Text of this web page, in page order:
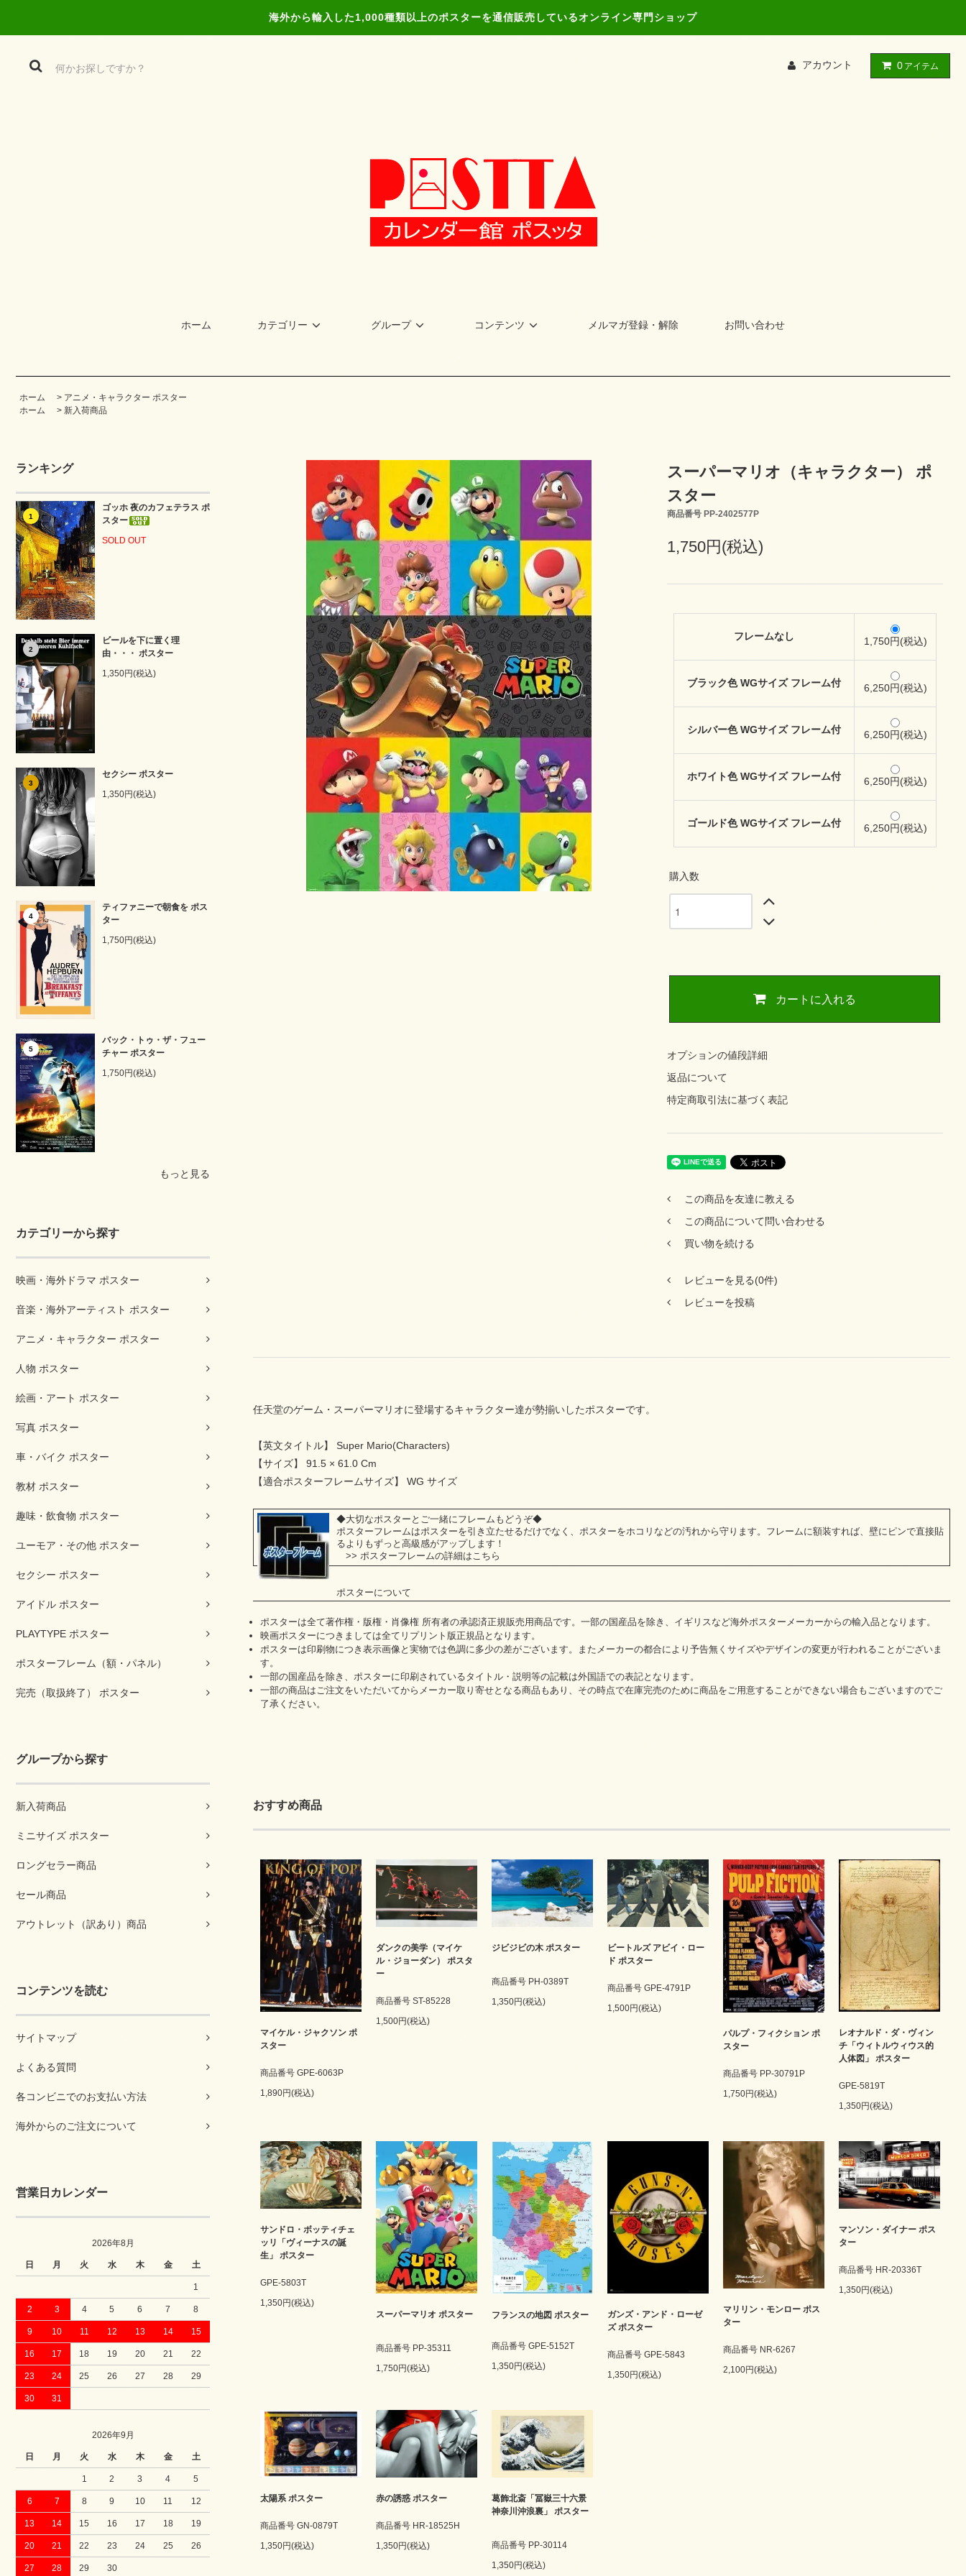
海外から輸入した1,000種類以上のポスターを通信販売しているオンライン専門ショップ
アカウント 0 アイテム
ホーム カテゴリー グループ コンテンツ メルマガ登録・解除 お問い合わせ
ホーム > アニメ・キャラクター ポスター
ホーム
> 新入荷商品
ランキング
1
ゴッホ 夜のカフェテラス ポ
スター
SOLD OUT
2
ビールを下に置く理
由・・・ ポスター
1,350円(税込)
3
セクシー ポスター
1,350円(税込)
4
ティファニーで朝食を ポス
ター
1,750円(税込)
5
バック・トゥ・ザ・フュー
チャー ポスター
1,750円(税込)
もっと見る
カテゴリーから探す
映画・海外ドラマ ポスター
音楽・海外アーティスト ポスター
アニメ・キャラクター ポスター
人物 ポスター
絵画・アート ポスター
写真 ポスター
車・バイク ポスター
教材 ポスター
趣味・飲食物 ポスター
ユーモア・その他 ポスター
セクシー ポスター
アイドル ポスター
PLAYTYPE ポスター
ポスターフレーム（額・パネル）
完売（取扱終了） ポスター
グループから探す
新入荷商品
ミニサイズ ポスター
ロングセラー商品
セール商品
アウトレット（訳あり）商品
コンテンツを読む
サイトマップ
よくある質問
各コンビニでのお支払い方法
海外からのご注文について
営業日カレンダー
2026年8月
日 月 火 水 木 金 土
1
2 3 4 5 6 7 8
9 10 11 12 13 14 15
16 17 18 19 20 21 22
23 24 25 26 27 28 29
30 31
2026年9月
日 月 火 水 木 金 土
1 2 3 4 5
6 7 8 9 10 11 12
13 14 15 16 17 18 19
20 21 22 23 24 25 26
27 28 29 30
スーパーマリオ（キャラクター） ポ
スター
商品番号 PP-2402577P
1,750円(税込)
フレームなし 1,750円(税込)
ブラック色 WGサイズ フレーム付 6,250円(税込)
シルバー色 WGサイズ フレーム付 6,250円(税込)
ホワイト色 WGサイズ フレーム付 6,250円(税込)
ゴールド色 WGサイズ フレーム付 6,250円(税込)
購入数
カートに入れる
オプションの値段詳細
返品について
特定商取引法に基づく表記
この商品を友達に教える
この商品について問い合わせる
買い物を続ける
レビューを見る(0件)
レビューを投稿
任天堂のゲーム・スーパーマリオに登場するキャラクター達が勢揃いしたポスターです。
【英文タイトル】 Super Mario(Characters)
【サイズ】 91.5 × 61.0 Cm
【適合ポスターフレームサイズ】 WG サイズ
◆大切なポスターとご一緒にフレームもどうぞ◆
ポスターフレームはポスターを引き立たせるだけでなく、ポスターをホコリなどの汚れから守ります。フレームに額装すれば、壁にピンで直接貼
るよりもずっと高級感がアップします！
>> ポスターフレームの詳細はこちら
ポスターについて
ポスターは全て著作権・版権・肖像権 所有者の承認済正規販売用商品です。一部の国産品を除き、イギリスなど海外ポスターメーカーからの輸入品となります。
映画ポスターにつきましては全てリプリント版正規品となります。
ポスターは印刷物につき表示画像と実物では色調に多少の差がございます。またメーカーの都合により予告無くサイズやデザインの変更が行われることがございま
す。
一部の国産品を除き、ポスターに印刷されているタイトル・説明等の記載は外国語での表記となります。
一部の商品はご注文をいただいてからメーカー取り寄せとなる商品もあり、その時点で在庫完売のために商品をご用意することができない場合もございますのでご
了承ください。
おすすめ商品
マイケル・ジャクソン ポ
スター
商品番号 GPE-6063P
1,890円(税込)
ダンクの美学（マイケ
ル・ジョーダン） ポスタ
ー
商品番号 ST-85228
1,500円(税込)
ジビジビの木 ポスター
商品番号 PH-0389T
1,350円(税込)
ビートルズ アビイ・ロー
ド ポスター
商品番号 GPE-4791P
1,500円(税込)
パルプ・フィクション ポ
スター
商品番号 PP-30791P
1,750円(税込)
レオナルド・ダ・ヴィン
チ「ウィトルウィウス的
人体図」 ポスター
GPE-5819T
1,350円(税込)
サンドロ・ボッティチェ
ッリ「ヴィーナスの誕
生」 ポスター
GPE-5803T
1,350円(税込)
スーパーマリオ ポスター
商品番号 PP-35311
1,750円(税込)
フランスの地図 ポスター
商品番号 GPE-5152T
1,350円(税込)
ガンズ・アンド・ローゼ
ズ ポスター
商品番号 GPE-5843
1,350円(税込)
マリリン・モンロー ポス
ター
商品番号 NR-6267
2,100円(税込)
マンソン・ダイナー ポス
ター
商品番号 HR-20336T
1,350円(税込)
太陽系 ポスター
商品番号 GN-0879T
1,350円(税込)
赤の誘惑 ポスター
商品番号 HR-18525H
1,350円(税込)
葛飾北斎「冨嶽三十六景
神奈川沖浪裏」 ポスター
商品番号 PP-30114
1,350円(税込)